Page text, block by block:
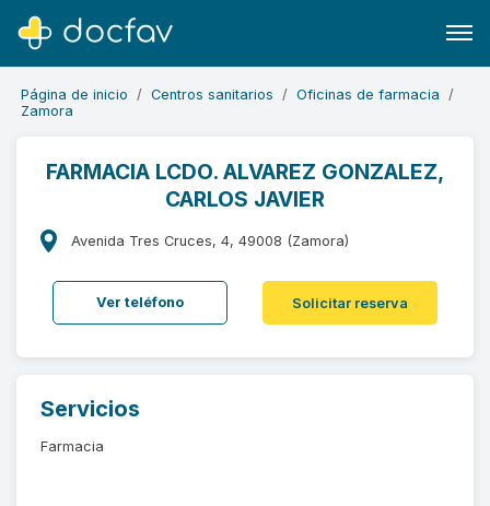
Buscar
Software para clínicas
Soporte
¿Eres un doctor?
Página de inicio Centros sanitarios
Oficinas de farmacia
Zamora
FARMACIA LCDO. ALVAREZ GONZALEZ,
CARLOS JAVIER
Avenida Tres Cruces, 4, 49008 (Zamora)
Ver teléfono Solicitar reserva
Servicios
Farmacia